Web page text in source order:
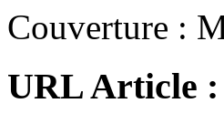
Couverture :
URL Article :